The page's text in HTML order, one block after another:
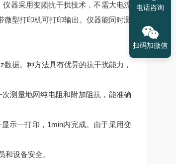
器采用变频抗干扰技术，不需大电流
型打印机可打印输出。仪器能同时测
据。种方法具有优异的抗干扰能力，
测量地网纯电阻和附加阻抗，能准确
示—打印，1min内完成。由于采用变
设备安全。
电话咨询
扫码加微信